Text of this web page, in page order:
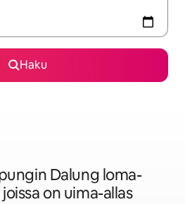
Haku
Dalung loma-
on uima-allas